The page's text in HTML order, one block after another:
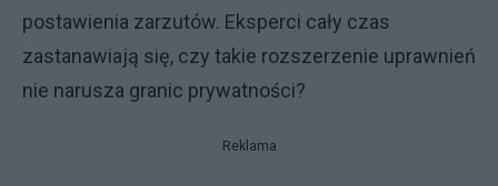
postawienia zarzutów. Eksperci cały czas
zastanawiają się, czy takie rozszerzenie uprawnień
nie narusza granic prywatności?
Reklama